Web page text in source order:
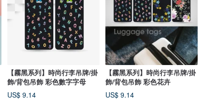
【霧黑系列】時尚行李吊牌/掛
飾/背包吊飾 彩色數字字母
US$ 9.14
【霧黑系列】時尚行李吊牌/掛
飾/背包吊飾 彩色花卉
US$ 9.14